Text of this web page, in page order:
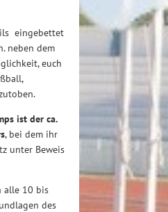
eingebettet
neben dem
euch
ist der ca.
, bei dem ihr
unter Beweis
alle 10 bis
des